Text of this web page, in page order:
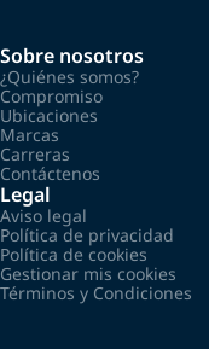
Sobre nosotros
¿Quiénes somos?
Compromiso
Ubicaciones
Marcas
Carreras
Contáctenos
Legal
Aviso legal
Política de privacidad
Política de cookies
Gestionar mis cookies
Términos y Condiciones